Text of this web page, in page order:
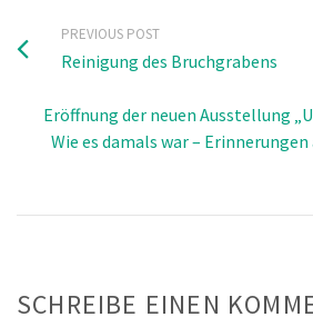
PREVIOUS POST
Reinigung des Bruchgrabens
Eröffnung der neuen Ausstellung
Wie es damals war – Erinnerungen
SCHREIBE EINEN